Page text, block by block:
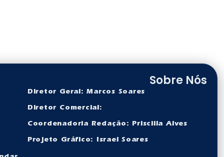
Sobre Nós
Diretor Geral: Marcos Soares
Diretor Comercial:
Coordenadoria Redação: Priscilla Alves
Projeto Gráfico: Israel Soares